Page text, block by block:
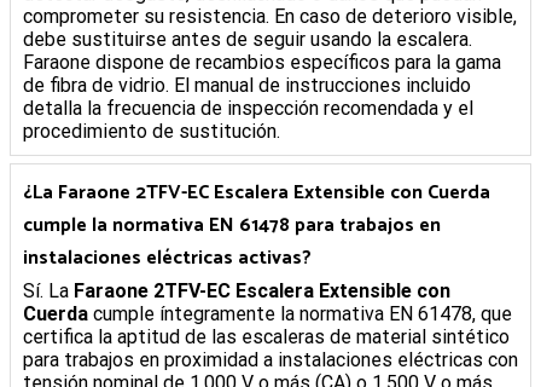
comprometer su resistencia. En caso de deterioro visible,
debe sustituirse antes de seguir usando la escalera.
Faraone dispone de recambios específicos para la gama
de fibra de vidrio. El manual de instrucciones incluido
detalla la frecuencia de inspección recomendada y el
procedimiento de sustitución.
¿La Faraone 2TFV-EC Escalera Extensible con Cuerda
cumple la normativa EN 61478 para trabajos en
instalaciones eléctricas activas?
Sí. La Faraone 2TFV-EC Escalera Extensible con
Cuerda cumple íntegramente la normativa EN 61478, que
certifica la aptitud de las escaleras de material sintético
para trabajos en proximidad a instalaciones eléctricas con
tensión nominal de 1.000 V o más (CA) o 1.500 V o más